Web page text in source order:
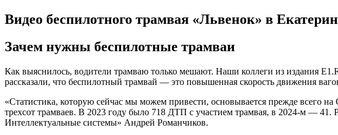
Видео беспилотного трамвая «Львенок» в
Зачем нужны беспилотные трамваи
Как выяснилось, водители трамваю только мешают. Наши коллеги из издания
рассказали, что беспилотный трамвай — это повышенная скорость движения
«Статистика, которую сейчас мы можем привести, основывается прежде всего
трехсот трамваев. В 2023 году было 718 ДТП с участием трамвая, в 2024-м —
Интеллектуальные системы» Андрей Романчиков.